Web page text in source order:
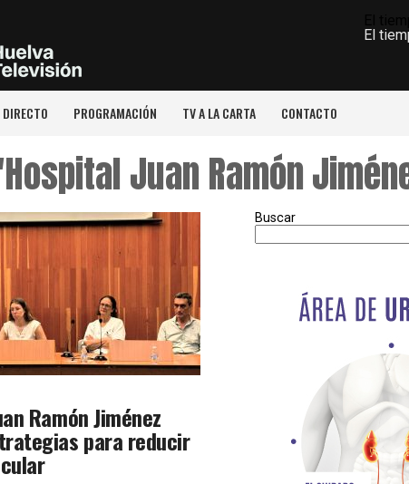
El
DIRECTO PROGRAMACIÓN TV A LA CARTA CONTACTO
Juan Ramón
Ramón Jiménez
para reducir
Buscar